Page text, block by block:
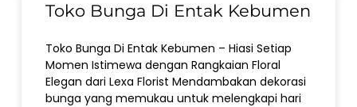
Toko Bunga Di Entak Kebumen
Toko Bunga Di Entak Kebumen – Hiasi Setiap
Momen Istimewa dengan Rangkaian Floral
Elegan dari Lexa Florist Mendambakan dekorasi
bunga yang memukau untuk melengkapi hari